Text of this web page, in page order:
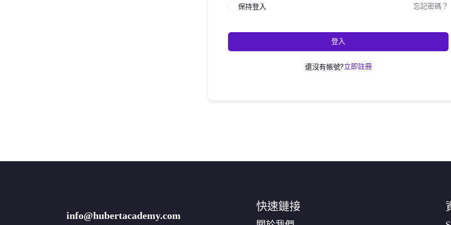
保持登入 忘記密碼？
登入
還沒有帳號?立即註冊
info@hubertacademy.com
快速鏈接